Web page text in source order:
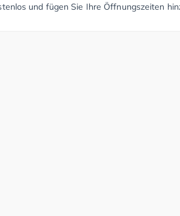
und fügen Sie Ihre Öffnungszeiten